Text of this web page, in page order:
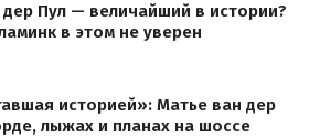
Пул — величайший в истории?
в этом не уверен
историей»: Матье ван дер
лыжах и планах на шоссе